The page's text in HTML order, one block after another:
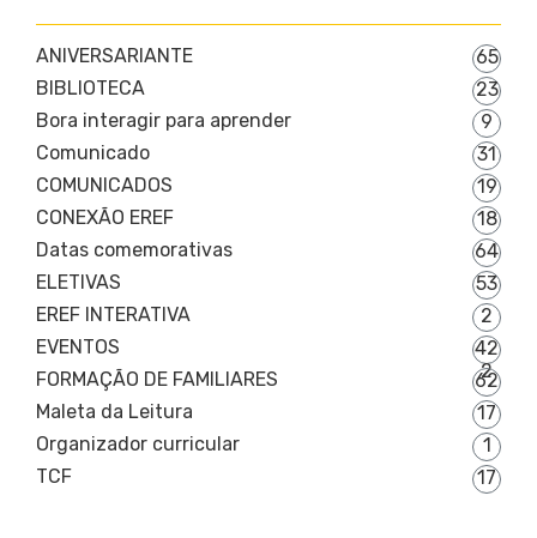
ANIVERSARIANTE
65
BIBLIOTECA
23
Bora interagir para aprender
9
Comunicado
31
COMUNICADOS
19
CONEXÃO EREF
18
Datas comemorativas
64
ELETIVAS
53
EREF INTERATIVA
2
EVENTOS
42
2
FORMAÇÃO DE FAMILIARES
62
Maleta da Leitura
17
Organizador curricular
1
TCF
17